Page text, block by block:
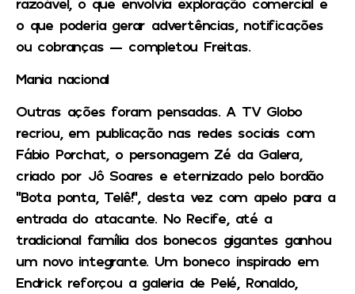
o que poderia gerar advertências, notificações
ou cobranças — completou Freitas.
Mania nacional
Outras ações foram pensadas. A TV Globo
recriou, em publicação nas redes sociais com
Fábio Porchat, o personagem Zé da Galera,
criado por Jô Soares e eternizado pelo bordão
“Bota ponta, Telê!”, desta vez com apelo para a
entrada do atacante. No Recife, até a
tradicional família dos bonecos gigantes ganhou
um novo integrante. Um boneco inspirado em
Endrick reforçou a galeria de Pelé, Ronaldo,